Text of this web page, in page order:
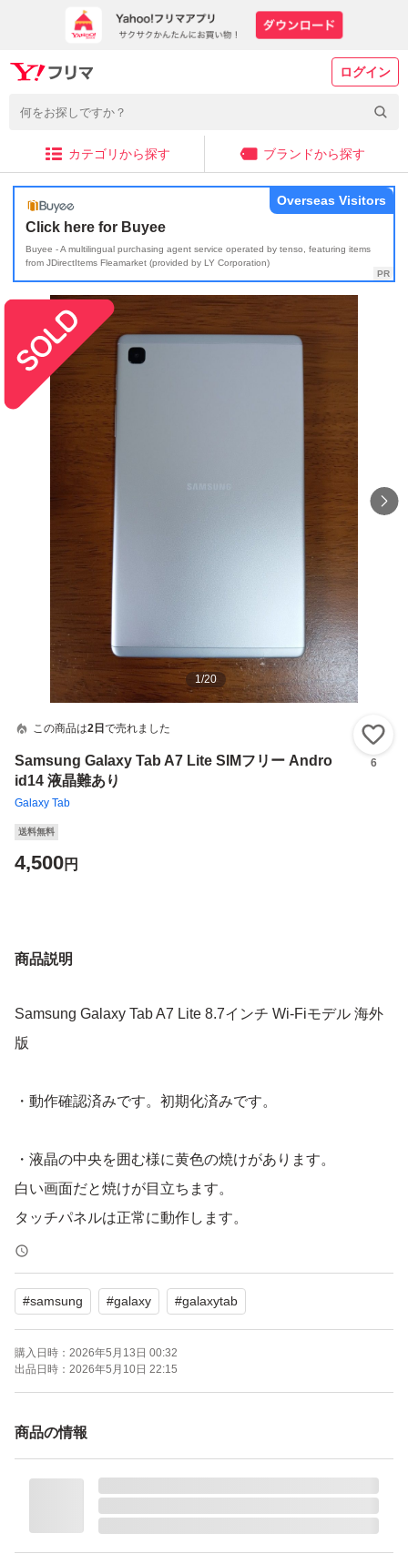
ログイン
カテゴリから探す ブランドから探す
Click here for Buyee
Buyee - A multilingual purchasing agent service operated by tenso, featuring items
from JDirectItems Fleamarket (provided by LY Corporation)
Overseas Visitors
1/20
この商品は2日 で売れました
Samsung Galaxy Tab A7 Lite SIMフリー Andro
id14 液晶難あり
Galaxy Tab
6
送料無料
4,500円
商品説明
Samsung Galaxy Tab A7 Lite 8.7インチ Wi-Fiモデル 海外
版
・動作確認済みです。初期化済みです。
・液晶の中央を囲む様に黄色の焼けがあります。
白い画面だと焼けが目立ちます。
タッチパネルは正常に動作します。
・バッテリーは100%まで溜まります。
・SDカードスロットのピン部分が破損しています。ピン
を挿せば通常通り出てきます。
・充電、イヤホンジャック部分に塗装剥げがあります。ど
ディスプレイ：8.7インチ
#samsung #galaxy #galaxytab
購入日時： 2026年5月13日 00:32
出品日時： 2026年5月10日 22:15
商品の情報